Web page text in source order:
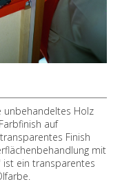
unbehandeltes Holz
auf
Finish
mit
ist ein transparentes